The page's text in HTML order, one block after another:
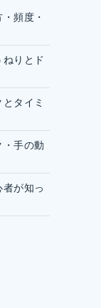
頻度・
りとド
タイミ
手の動
が知っ